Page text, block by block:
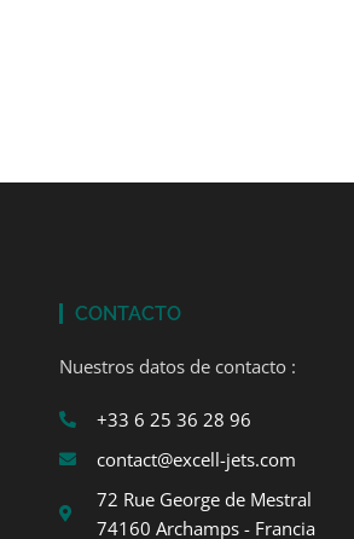
CONTACTO
Nuestros datos de contacto :
+33 6 25 36 28 96
contact@excell-jets.com
72 Rue George de Mestral
74160 Archamps - Francia